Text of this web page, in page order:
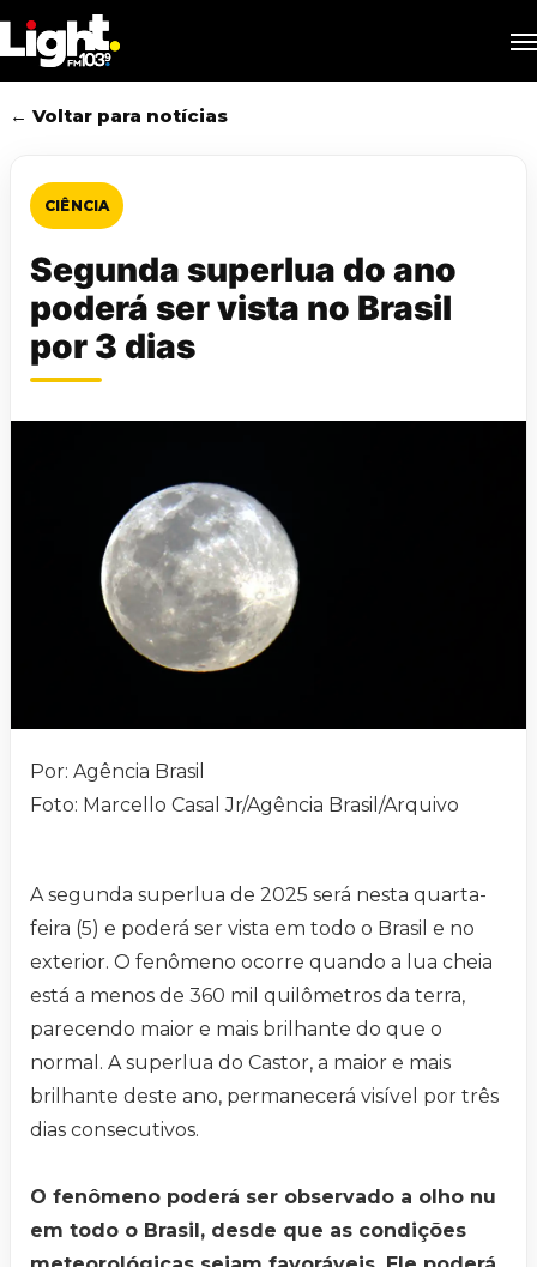
to
main
content
← Voltar para notícias
CIÊNCIA
Segunda superlua do ano
poderá ser vista no Brasil
por 3 dias
Por: Agência Brasil
Foto: Marcello Casal Jr/Agência Brasil/Arquivo
A segunda superlua de 2025 será nesta quarta-
feira (5) e poderá ser vista em todo o Brasil e no
exterior. O fenômeno ocorre quando a lua cheia
está a menos de 360 mil quilômetros da terra,
parecendo maior e mais brilhante do que o
normal. A superlua do Castor, a maior e mais
brilhante deste ano, permanecerá visível por três
dias consecutivos.
O fenômeno poderá ser observado a olho nu
em todo o Brasil, desde que as condições